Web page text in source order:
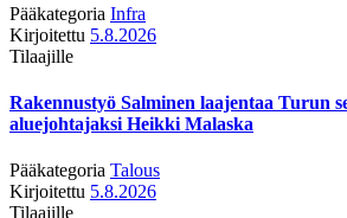
Pääkategoria Infra
Kirjoitettu 5.8.2026
Tilaajille
Rakennustyö Salminen laajentaa Turun
aluejohtajaksi Heikki Malaska
Pääkategoria Talous
Kirjoitettu 5.8.2026
Tilaajille